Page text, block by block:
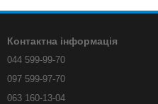
Контактна інформація
044 599-99-70
097 599-97-70
063 160-13-04